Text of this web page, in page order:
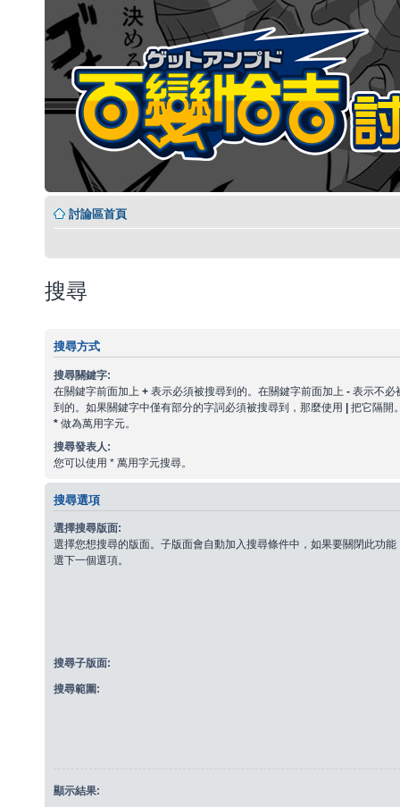
討論區首頁
搜尋
搜尋方式
搜尋關鍵字:
在關鍵字前面加上 + 表示必須被搜尋到的。在關鍵字前面加上 - 表示不必
到的。如果關鍵字中僅有部分的字詞必須被搜尋到，那麼使用 | 把它隔開
* 做為萬用字元。
搜尋發表人:
您可以使用 * 萬用字元搜尋。
搜尋選項
選擇搜尋版面:
選擇您想搜尋的版面。子版面會自動加入搜尋條件中，如果要關閉此功能
選下一個選項。
搜尋子版面:
搜尋範圍:
顯示結果: